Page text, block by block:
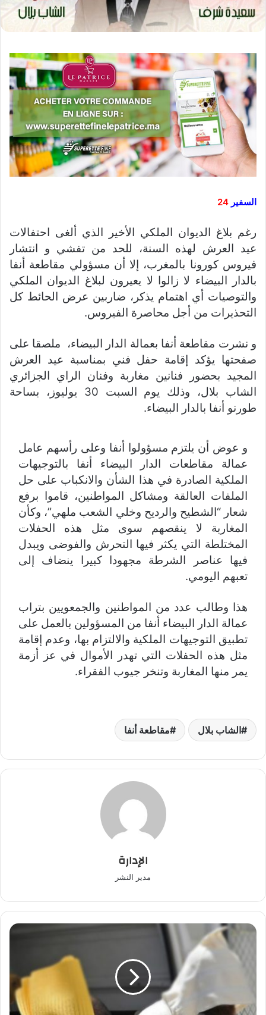
السفير 24
رغم بلاغ الديوان الملكي الأخير الذي ألغى احتفالات
عيد العرش لهذه السنة، للحد من تفشي و انتشار
فيروس كورونا بالمغرب، إلا أن مسؤولي مقاطعة أنفا
بالدار البيضاء لا زالوا لا يعيرون لبلاغ الديوان الملكي
والتوصيات أي اهتمام يذكر، ضاربين عرض الحائط كل
التحذيرات من أجل محاصرة الفيروس.
و نشرت مقاطعة أنفا بعمالة الدار البيضاء،
ملصقا على
صفحتها يؤكد إقامة حفل فني بمناسبة عيد العرش
المجيد بحضور فنانين مغاربة وفنان الراي الجزائري
الشاب بلال، وذلك يوم السبت 30 يوليوز، بساحة
طورنو أنفا بالدار البيضاء.
و عوض أن يلتزم مسؤولوا أنفا وعلى رأسهم عامل
عمالة مقاطعات الدار البيضاء أنفا بالتوجيهات
الملكية الصادرة في هذا الشأن والانكباب على حل
الملفات العالقة ومشاكل المواطنين، قاموا برفع
شعار “الشطيح والرديح وخلي الشعب ملهي”، وكأن
المغاربة لا ينقصهم سوى مثل هذه الحفلات
المختلطة التي يكثر فيها التحرش والفوضى ويبدل
فيها عناصر الشرطة مجهودا كبيرا ينضاف إلى
تعبهم اليومي.
هذا وطالب عدد من المواطنين والجمعويين بتراب
عمالة الدار البيضاء أنفا من المسؤولين بالعمل على
تطبيق التوجيهات الملكية والالتزام بها، وعدم إقامة
مثل هذه الحفلات التي تهدر الأموال في عز أزمة
يمر منها المغاربة وتنخر جيوب الفقراء.
الشاب بلال مقاطعة أنفا
الإدارة
مدير النشر
توقيف
يمارس
داخل